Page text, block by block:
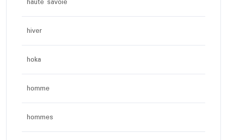
hiver
hoka
homme
hommes